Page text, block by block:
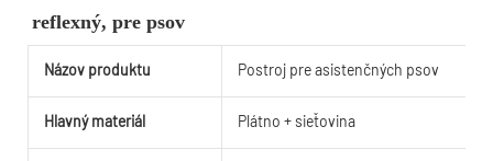
reflexný, pre psov
Názov produktu Postroj pre asistenčných psov
Hlavný materiál Plátno + sieťovina